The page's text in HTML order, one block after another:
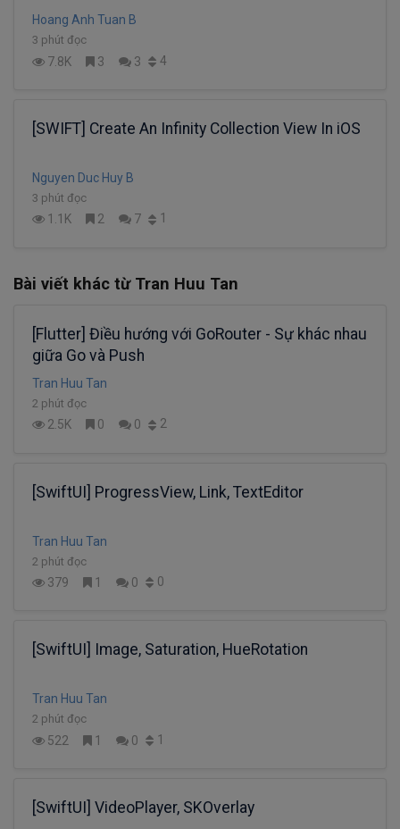
Hoang Anh Tuan B
3 phút đọc
7.8K 3 3 4
[SWIFT] Create An Infinity Collection View In iOS
Nguyen Duc Huy B
3 phút đọc
1.1K 2 7 1
Bài viết khác từ Tran Huu Tan
[Flutter] Điều hướng với GoRouter - Sự khác nhau
giữa Go và Push
Tran Huu Tan
2 phút đọc
2.5K 0 0 2
[SwiftUI] ProgressView, Link, TextEditor
Tran Huu Tan
2 phút đọc
379 1 0 0
[SwiftUI] Image, Saturation, HueRotation
Tran Huu Tan
2 phút đọc
522 1 0 1
[SwiftUI] VideoPlayer, SKOverlay